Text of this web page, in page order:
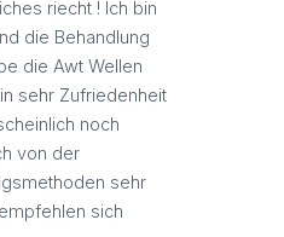
riecht ! Ich bin
die Behandlung
die Awt Wellen
sehr Zufriedenheit
noch
von der
sehr
sich